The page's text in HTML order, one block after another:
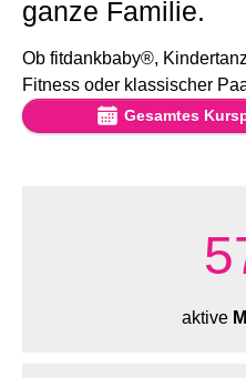
aktive
ganze Familie.
Ob fitdankbaby®,
Fitness oder klassischer
Gesamtes